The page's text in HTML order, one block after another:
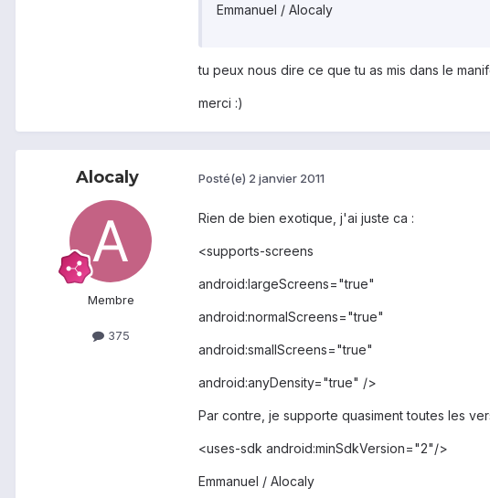
Emmanuel / Alocaly
tu peux nous dire ce que tu as mis dans le
merci :)
Alocaly
Membre
375
Posté(e) 2 janvier 2011
Rien de bien exotique, j'ai juste ca :
<supports-screens
android:largeScreens="true"
android:normalScreens="true"
android:smallScreens="true"
android:anyDensity="true" />
Par contre, je supporte quasiment toutes les
<uses-sdk android:minSdkVersion="2"/>
Emmanuel / Alocaly